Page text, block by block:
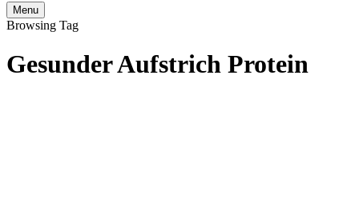
Search
Menu
Browsing Tag
Gesunder Aufstrich Protein